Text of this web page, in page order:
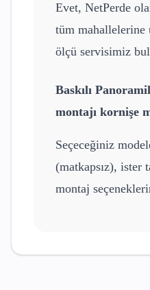
Evet, NetPerde
tüm mahallelerine
ölçü servisimiz
Baskılı
montajı kornişe
Seçeceğiniz
(matkapsız), ister
montaj